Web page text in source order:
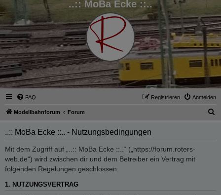
..:: MoBa Ecke ::..
FAQ Anmelden
Registrieren
Modellbahnforum Forum
..:: MoBa Ecke ::.. - Nutzungsbedingungen
Mit dem Zugriff auf „..:: MoBa Ecke ::..“ („https://forum.roters-
web.de“) wird zwischen dir und dem Betreiber ein Vertrag mit
folgenden Regelungen geschlossen:
1. NUTZUNGSVERTRAG